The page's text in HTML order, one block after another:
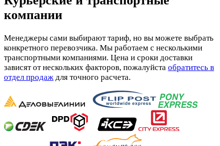
компании
Менеджеры сами выбирают тариф, но вы можете выбрать
конкретного перевозчика. Мы работаем с несколькими
транспортными компаниями. Цена и сроки доставки
зависят от нескольких факторов, пожалуйста обратитесь в
отдел продаж для точного расчета.